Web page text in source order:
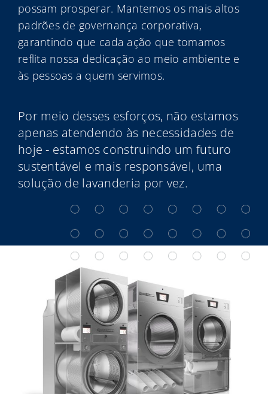
possam prosperar. Mantemos os mais altos
padrões de governança corporativa,
garantindo que cada ação que tomamos
reflita nossa dedicação ao meio ambiente e
às pessoas a quem servimos.
Por meio desses esforços, não estamos
apenas atendendo às necessidades de
hoje - estamos construindo um futuro
sustentável e mais responsável, uma
solução de lavanderia por vez.